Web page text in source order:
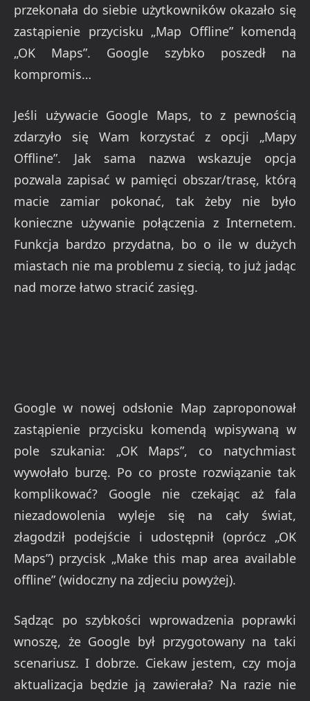
przekonała do siebie użytkowników okazało się
zastąpienie przycisku „Map Offline” komendą
„OK Maps”. Google szybko poszedł na
kompromis…
Jeśli używacie Google Maps, to z pewnością
zdarzyło się Wam korzystać z opcji „Mapy
Offline”. Jak sama nazwa wskazuje opcja
pozwala zapisać w pamięci obszar/trasę, którą
macie zamiar pokonać, tak żeby nie było
konieczne używanie połączenia z Internetem.
Funkcja bardzo przydatna, bo o ile w dużych
miastach nie ma problemu z siecią, to już jadąc
nad morze łatwo stracić zasięg.
Google w nowej odsłonie Map zaproponował
zastąpienie przycisku komendą wpisywaną w
pole szukania: „OK Maps”, co natychmiast
wywołało burzę. Po co proste rozwiązanie tak
komplikować? Google nie czekając aż fala
niezadowolenia wyleje się na cały świat,
złagodził podejście i udostępnił (oprócz „OK
Maps”) przycisk „Make this map area available
offline” (widoczny na zdjeciu powyżej).
Sądząc po szybkości wprowadzenia poprawki
wnoszę, że Google był przygotowany na taki
scenariusz. I dobrze. Ciekaw jestem, czy moja
aktualizacja będzie ją zawierała? Na razie nie